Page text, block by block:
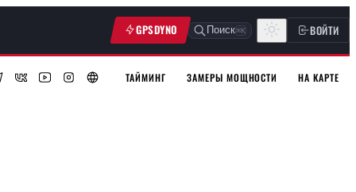
GPSDYNO Поиск⌘K ВОЙТИ
ТАЙМИНГ ЗАМЕРЫ МОЩНОСТИ НА КАРТЕ